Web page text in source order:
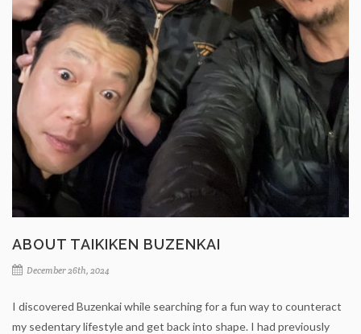
ABOUT TAIKIKEN BUZENKAI
December 26th, 2024
I discovered Buzenkai while searching for a fun way to counteract
my sedentary lifestyle and get back into shape. I had previously